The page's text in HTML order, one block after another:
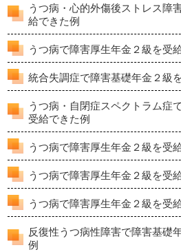
うつ病・心的外傷後ストレス障
給できた例
うつ病で障害厚生年金２級を受
統合失調症で障害基礎年金２級
うつ病・自閉症スペクトラム症
受給できた例
うつ病で障害厚生年金２級を受
うつ病で障害厚生年金２級を受
うつ病で障害厚生年金２級を受
反復性うつ病性障害で障害基礎
例